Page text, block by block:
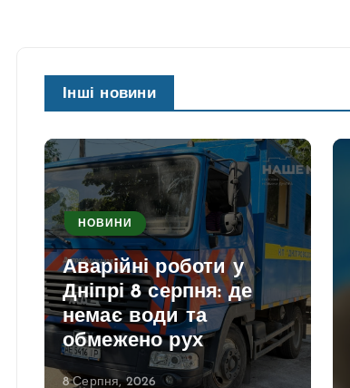
Інші новини
НОВИНИ
Аварійні роботи у
Дніпрі 8 серпня: де
немає води та
обмежено рух
8 Серпня, 2026